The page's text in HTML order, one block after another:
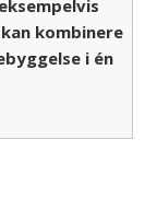
kombinere
i én